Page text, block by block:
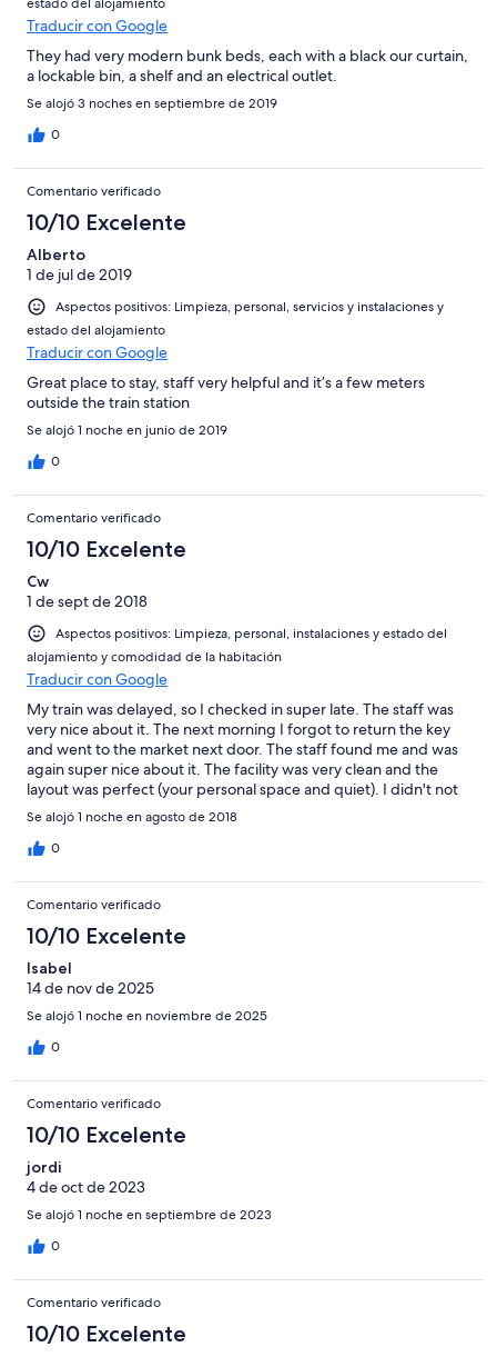
Traducir con Google
They had very modern bunk beds, each with a black our curtain,
a lockable bin, a shelf and an electrical outlet.
Se alojó 3 noches en septiembre de 2019
0
Comentario verificado
10/10 Excelente
Alberto
1 de jul de 2019
Aspectos positivos: Limpieza, personal, servicios y instalaciones y
estado del alojamiento
Traducir con Google
Great place to stay, staff very helpful and it’s a few meters
outside the train station
Se alojó 1 noche en junio de 2019
0
Comentario verificado
10/10 Excelente
Cw
1 de sept de 2018
Aspectos positivos: Limpieza, personal, instalaciones y estado del
alojamiento y comodidad de la habitación
Traducir con Google
My train was delayed, so I checked in super late. The staff was
very nice about it. The next morning I forgot to return the key
and went to the market next door. The staff found me and was
again super nice about it. The facility was very clean and the
layout was perfect (your personal space and quiet). I didn't not
expect to find this kind of hostel (capsule style) in a small town
here!
Se alojó 1 noche en agosto de 2018
0
Comentario verificado
10/10 Excelente
Isabel
14 de nov de 2025
Se alojó 1 noche en noviembre de 2025
0
Comentario verificado
10/10 Excelente
jordi
4 de oct de 2023
Se alojó 1 noche en septiembre de 2023
0
Comentario verificado
10/10 Excelente